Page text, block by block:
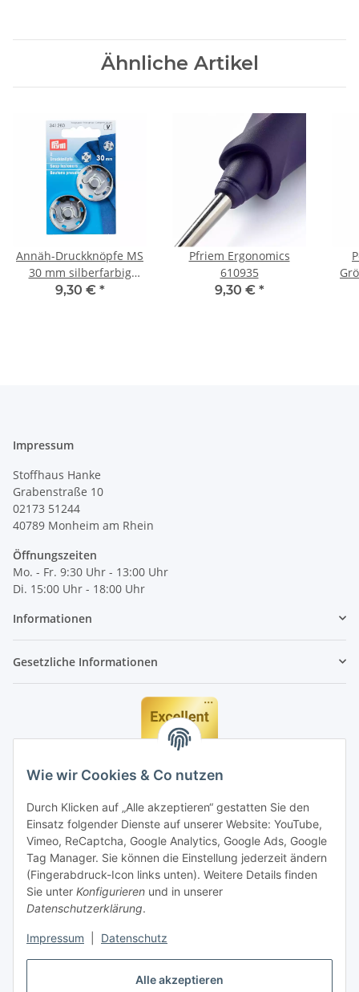
Alle akzeptieren
Wie wir Cookies & Co nutzen
Durch Klicken auf „Alle akzeptieren“ gestatten Sie den
Einsatz folgender Dienste auf unserer Website: YouTube,
Vimeo, ReCaptcha, Google Analytics, Google Ads, Google
Tag Manager. Sie können die Einstellung jederzeit ändern
(Fingerabdruck-Icon links unten). Weitere Details finden
Sie unter Konfigurieren und in unserer
Datenschutzerklärung.
Impressum Datenschutz
Ähnliche Artikel
Annäh-Druckknöpfe MS
30 mm silberfarbig
341260
9,30 € *
Pfriem Ergonomics
610935
9,30 € *
Impressum
Stoffhaus Hanke
Grabenstraße 10
02173 51244
40789 Monheim am Rhein
Öffnungszeiten
Mo. - Fr. 9:30 Uhr - 13:00 Uhr
Di. 15:00 Uhr - 18:00 Uhr
Informationen
Gesetzliche Informationen